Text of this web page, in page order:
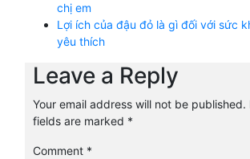
chị em
Lợi ích của đậu đỏ là gì đối với sức
yêu thích
Leave a Reply
Your email address will not be published.
fields are marked *
Comment *